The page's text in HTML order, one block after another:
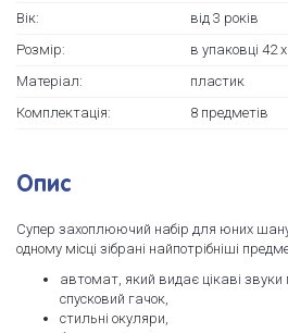
Вік:
від 3 років
Розмір:
в упаковці 42
Матеріал:
пластик
Комплектація:
8 предметів
Опис
Супер захоплюючий набір для юних
одному місці зібрані найпотрібніші
автомат, який видає цікаві звуки
спусковий гачок,
стильні окуляри,